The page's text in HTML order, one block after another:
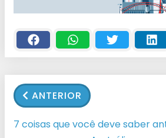
ANTERIOR
7 coisas que você deve saber